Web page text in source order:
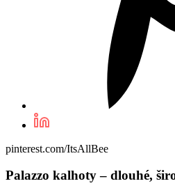
pinterest.com/ItsAllBee
Palazzo kalhoty – dlouhé,